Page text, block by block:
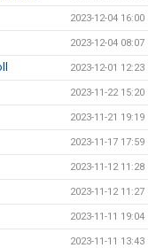
2023-12-04 16:00
2023-12-04 08:07
2023-12-01 12:23
2023-11-22 15:20
2023-11-21 19:19
2023-11-17 17:59
2023-11-12 11:28
2023-11-12 11:27
2023-11-11 19:04
2023-11-11 13:43